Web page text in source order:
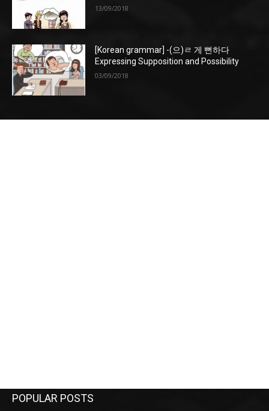
13/09/2018
[Korean grammar] -(으)ㄹ 게 뻔하다
Expressing Supposition and Possibility
03/09/2018
POPULAR POSTS